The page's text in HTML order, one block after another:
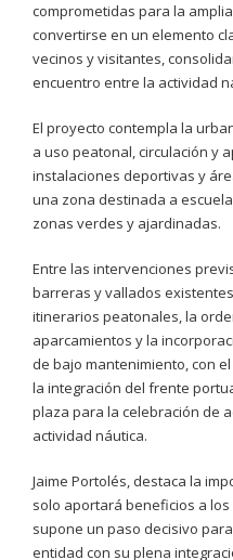
comprometidas para la
convertirse en un elemento
vecinos y visitantes,
encuentro entre la actividad
El proyecto contempla la
a uso peatonal, circulación y
instalaciones deportivas y
una zona destinada a escuela
zonas verdes y ajardinadas.
Entre las intervenciones
barreras y vallados
itinerarios peatonales, la
aparcamientos y la
de bajo mantenimiento, con
la integración del frente
plaza para la celebración de
actividad náutica.
Jaime Portolés, destaca la
solo aportará beneficios a
supone un paso decisivo
entidad con su plena